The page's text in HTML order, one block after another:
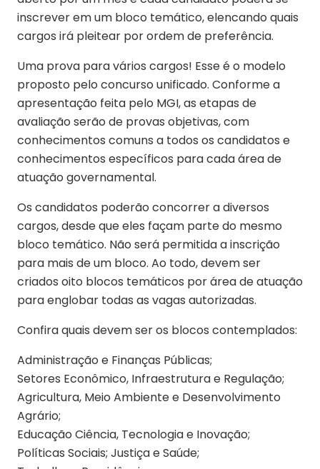
inscrever em um bloco temático, elencando quais
cargos irá pleitear por ordem de preferência.
Uma prova para vários cargos! Esse é o modelo
proposto pelo concurso unificado. Conforme a
apresentação feita pelo MGI, as etapas de
avaliação serão de provas objetivas, com
conhecimentos comuns a todos os candidatos e
conhecimentos específicos para cada área de
atuação governamental.
Os candidatos poderão concorrer a diversos
cargos, desde que eles façam parte do mesmo
bloco temático. Não será permitida a inscrição
para mais de um bloco. Ao todo, devem ser
criados oito blocos temáticos por área de atuação
para englobar todas as vagas autorizadas.
Confira quais devem ser os blocos contemplados:
Administração e Finanças Públicas;
Setores Econômico, Infraestrutura e Regulação;
Agricultura, Meio Ambiente e Desenvolvimento
Agrário;
Educação Ciência, Tecnologia e Inovação;
Políticas Sociais; Justiça e Saúde;